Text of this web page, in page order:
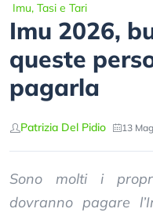
Imu, Tasi e Tari
Imu 2026,
queste
pagarla
Patrizia Del Pidio 13
Sono molti i
dovranno pagare